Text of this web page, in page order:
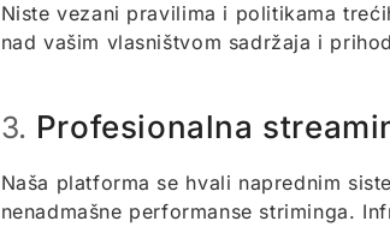
Niste vezani pravilima i politikama
nad vašim vlasništvom sadržaja i
3. Profesionalna
Naša platforma se hvali naprednim
nenadmašne performanse striminga.